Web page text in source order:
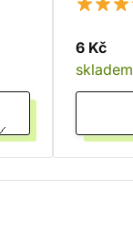
6 Kč
skladem